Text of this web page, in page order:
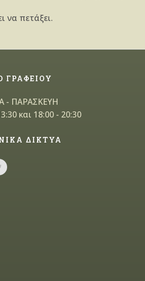
να πετάξει.
ΓΡΑΦΕΙΟΥ
- ΠΑΡΑΣΚΕΥΗ
και 18:00 - 20:30
ΔΙΚΤΥΑ